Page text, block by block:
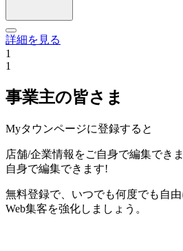
詳細を見る
1
1
事業主の皆さま
Myタウンページに登録すると
店舗/企業情報をご自身で編集でき
自身で編集できます!
無料登録で、いつでも何度でも自由
Web集客を強化しましょう。